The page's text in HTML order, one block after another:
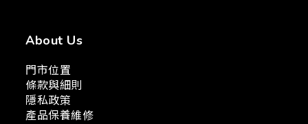
About Us
門市位置
條款與細則
隱私政策
產品保養維修